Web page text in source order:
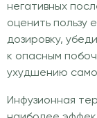
негативных
оценить пользу
дозировку,
к опасным
ухудшению
Инфузионная